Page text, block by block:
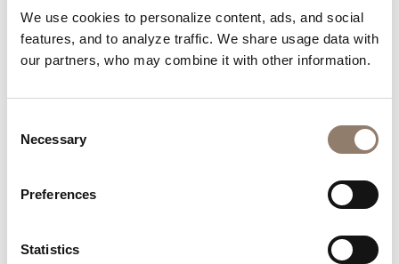
We use cookies to personalize content, ads, and social
features, and to analyze traffic. We share usage data with
our partners, who may combine it with other information.
Selection
Necessary
Preferences
Statistics